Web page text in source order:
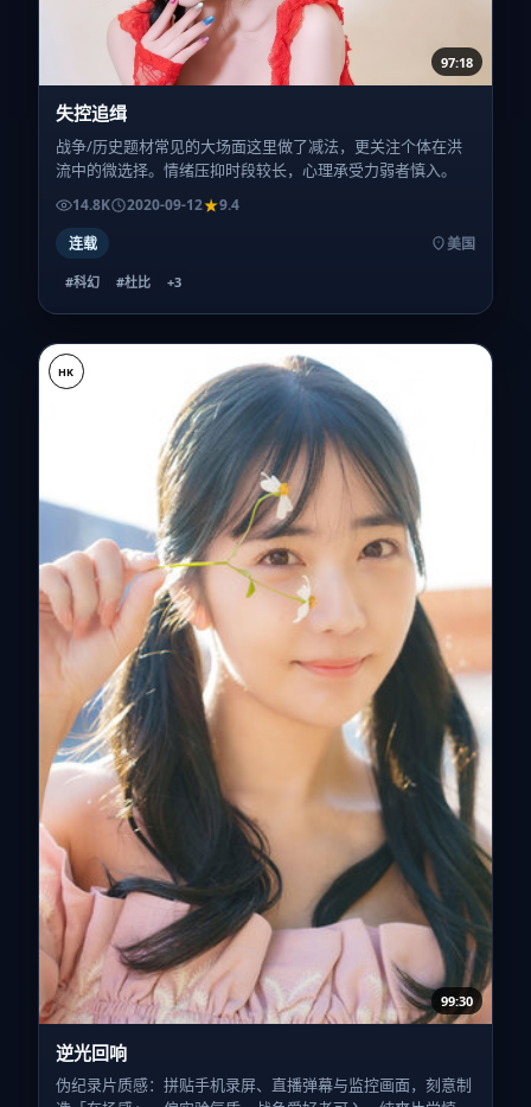
97:18
失控追缉
战争/历史题材常见的大场面这里做了减法，更关注个体在洪
流中的微选择。情绪压抑时段较长，心理承受力弱者慎入。
14.8K 2020-09-12
9.4
连载
美国
#科幻 #杜比 +3
HK
99:30
逆光回响
伪纪录片质感：拼贴手机录屏、直播弹幕与监控画面，刻意制